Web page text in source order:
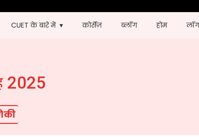
CUET के बारे में कोर्सेज़ ब्लॉग होम
2025